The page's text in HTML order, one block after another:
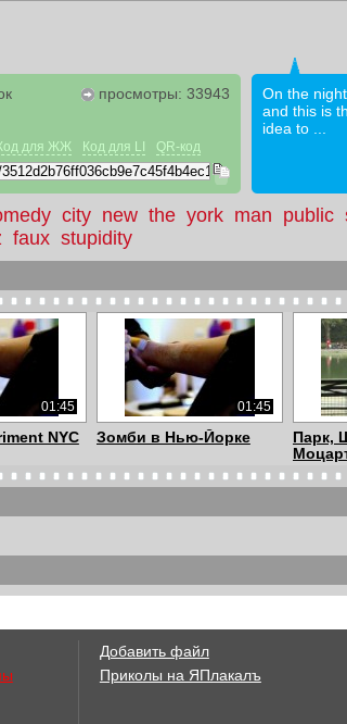
просмотры: 33943
для ЖЖ Код для LI QR-код
On the
and this is
idea to ...
city new the york man public
faux stupidity
01:45
NYC
01:45
Зомби в Нью-Йорке
Парк,
03:17
Life -
03:43
Дирижёр с улицы
На
Добавить файл
Приколы на ЯПлакалъ